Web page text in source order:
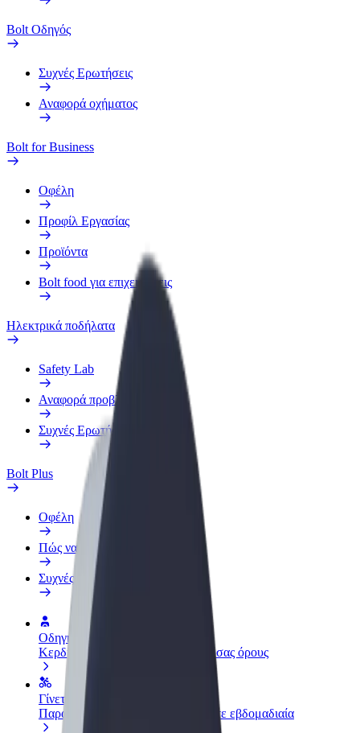
Bolt Οδηγός
Συχνές Ερωτήσεις
Αναφορά οχήματος
Bolt for Business
Οφέλη
Προφίλ Εργασίας
Προϊόντα
Bolt food για επιχειρήσεις
Ηλεκτρικά ποδήλατα
Safety Lab
Αναφορά προβλήματος
Συχνές Ερωτήσεις
Bolt Plus
Οφέλη
Πώς να συμμετάσχετε
Συχνές Ερωτήσεις
Οδηγήστε
Κερδίστε χρήματα με τους δικούς σας όρους
Γίνετε courier
Παραδώστε φαγητό και πληρώνεστε εβδομαδιαία